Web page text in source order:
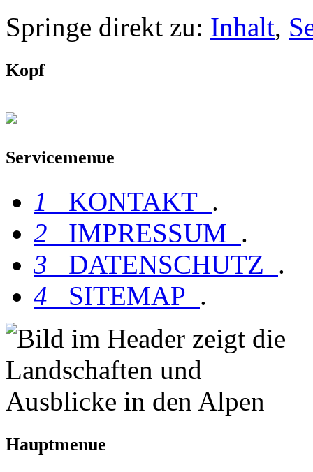
Springe direkt zu: Inhalt,
Kopf
Servicemenue
1 KONTAKT .
2
IMPRESSUM .
3
DATENSCHUTZ .
4
SITEMAP .
Hauptmenue